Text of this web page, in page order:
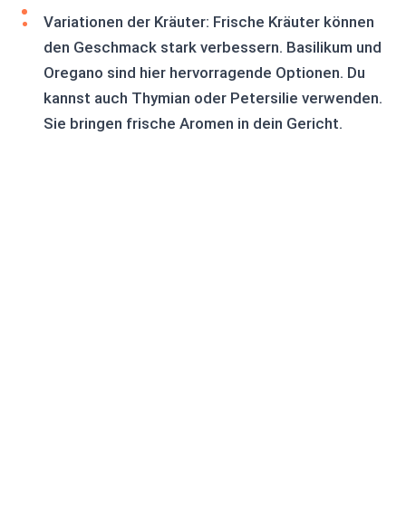
Variationen der Kräuter: Frische Kräuter können
den Geschmack stark verbessern. Basilikum und
Oregano sind hier hervorragende Optionen. Du
kannst auch Thymian oder Petersilie verwenden.
Sie bringen frische Aromen in dein Gericht.